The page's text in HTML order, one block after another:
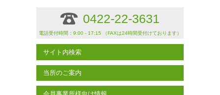
0422-22-3631
電話受付時間：9:00 - 17:15 （FAXは24時間受付けております）
サイト内検索
当所のご案内